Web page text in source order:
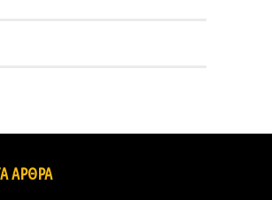
ΑΡΘΡΑ